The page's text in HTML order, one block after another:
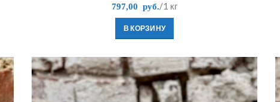
797,00 руб. /1 кг
В КОРЗИНУ